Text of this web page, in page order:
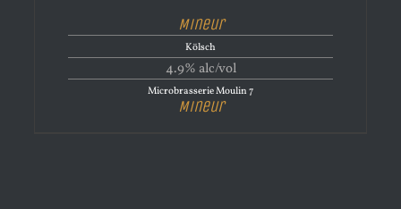
Mineur
Kölsch
4.9% alc/vol
Microbrasserie Moulin 7
Mineur